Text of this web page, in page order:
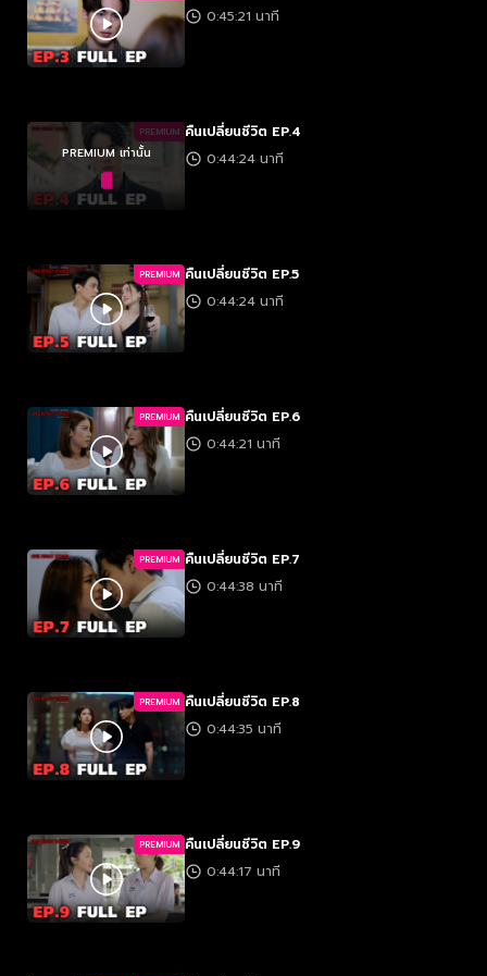
0:45:21 นาที
PREMIUM
PREMIUM เท่านั้น
คืนเปลี่ยนชีวิต EP.4
0:44:24 นาที
PREMIUM คืนเปลี่ยนชีวิต EP.5
0:44:24 นาที
PREMIUM คืนเปลี่ยนชีวิต EP.6
0:44:21 นาที
PREMIUM คืนเปลี่ยนชีวิต EP.7
0:44:38 นาที
PREMIUM คืนเปลี่ยนชีวิต EP.8
0:44:35 นาที
PREMIUM คืนเปลี่ยนชีวิต EP.9
0:44:17 นาที